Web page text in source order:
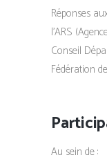
Réponses
l’ARS
Conseil
Fédération
Au sein de :